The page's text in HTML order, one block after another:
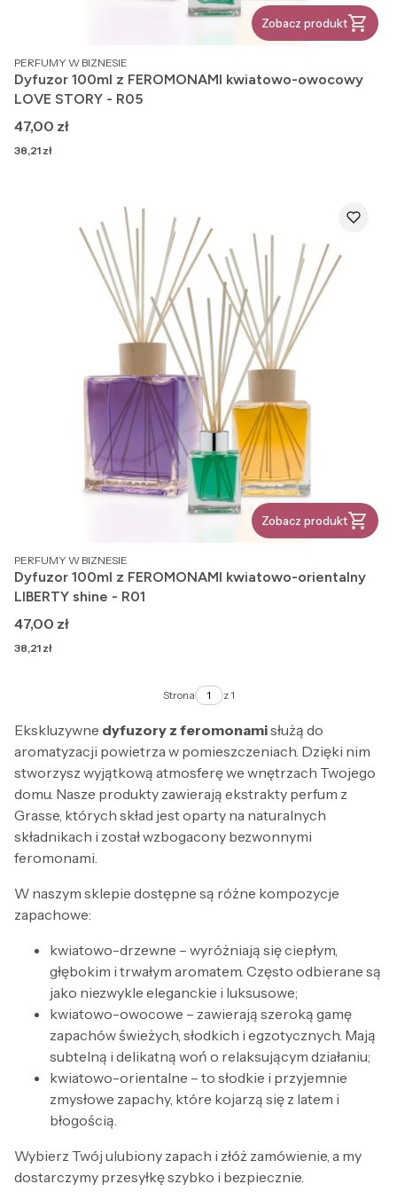
Zobacz produkt
PRODUCENT
PERFUMY W BIZNESIE
Dyfuzor 100ml z FEROMONAMI kwiatowo-owocowy
LOVE STORY - R05
Cena
47,00 zł
Cena
38,21 zł
Zobacz produkt
PRODUCENT
PERFUMY W BIZNESIE
Dyfuzor 100ml z FEROMONAMI kwiatowo-orientalny
LIBERTY shine - R01
Cena
47,00 zł
Cena
38,21 zł
Strona z 1
Ekskluzywne dyfuzory z feromonamisłużą do
aromatyzacji powietrza w pomieszczeniach. Dzięki nim
stworzysz wyjątkową atmosferę we wnętrzach Twojego
domu. Nasze produkty zawierają ekstrakty perfum z
Grasse, których skład jest oparty na naturalnych
składnikach i został wzbogacony bezwonnymi
feromonami.
W naszym sklepie dostępne są różne kompozycje
zapachowe:
kwiatowo-drzewne – wyróżniają się ciepłym,
głębokim i trwałym aromatem. Często odbierane są
jako niezwykle eleganckie i luksusowe;
kwiatowo-owocowe – zawierają szeroką gamę
zapachów świeżych, słodkich i egzotycznych. Mają
subtelną i delikatną woń o relaksującym działaniu;
kwiatowo-orientalne – to słodkie i przyjemnie
zmysłowe zapachy, które kojarzą się z latem i
błogością.
Wybierz Twój ulubiony zapach i złóż zamówienie, a my
dostarczymy przesyłkę szybko i bezpiecznie.